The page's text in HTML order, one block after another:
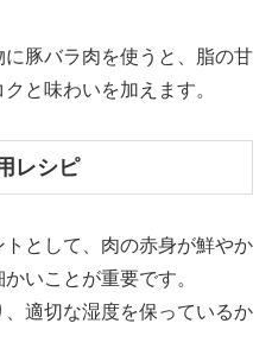
豚バラ肉を使うと、脂の甘
と味わいを加えます。
レシピ
として、肉の赤身が鮮やか
いことが重要です。
適切な湿度を保っているか